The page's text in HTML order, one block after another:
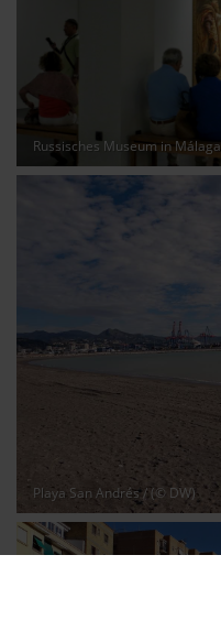
Russisches Museum in Málaga
Playa San Andrés/ (© DW)